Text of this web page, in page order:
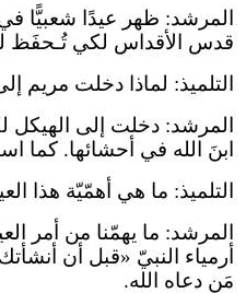
المرشد: ظهر عيدًا شعبيًّا
قدس الأقداس لكي تُـحفَظ
التلميذ: لماذا دخلت مريم
المرشد: دخلت إلى
ابنَ الله في أحشائها. كما
التلميذ: ما هي أهمّيّة هذا
المرشد: ما يهمّنا من أمر
أرمياء النبيّ «قبل أن
مَن دعاه الله.